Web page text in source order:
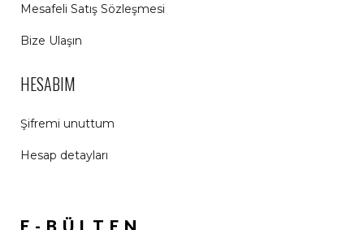
Mesafeli Satış Sözleşmesi
Bize Ulaşın
HESABIM
Şifremi unuttum
Hesap detayları
E-BÜLTEN